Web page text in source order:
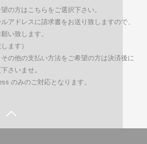
の方はこちらをご選択下さい。
アドレスに請求書をお送り致しますので、
い致します。
ます）
の他の支払い方法をご希望の方は決済後に
さいませ。
のみのご対応となります。